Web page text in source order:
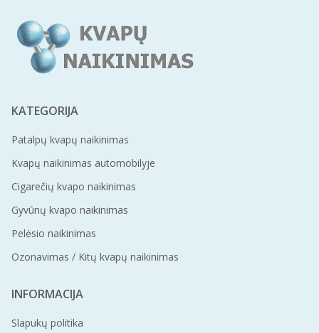
KATEGORIJA
Patalpų kvapų naikinimas
Kvapų naikinimas automobilyje
Cigarečių kvapo naikinimas
Gyvūnų kvapo naikinimas
Pelėsio naikinimas
Ozonavimas / Kitų kvapų naikinimas
INFORMACIJA
Slapukų politika